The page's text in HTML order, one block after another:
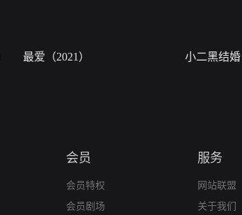
最爱（2021） 小二黑结婚
会员
会员特权
会员剧场
服务
网站联盟
关于我们